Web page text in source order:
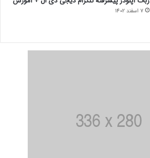
7 اسفند 1402